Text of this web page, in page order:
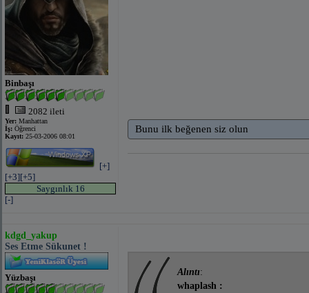
Binbaşı
2082 ileti
Yer: Manhattan
İş: Öğrenci
Kayıt: 25-03-2006 08:01
[+]
[+3][+5]
Saygınlık 16
[-]
Bunu ilk beğenen siz olun
kdgd_yakup
Ses Etme Sükunet !
Yüzbaşı
Alıntı:
whaplash :